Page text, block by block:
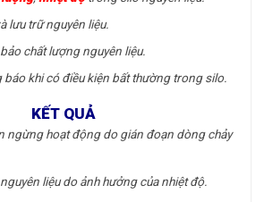
lưu trữ nguyên liệu.
chất lượng nguyên liệu.
báo khi có điều kiện bất thường trong silo.
KẾT QUẢ
ngừng hoạt động do gián đoạn dòng chảy
liệu do ảnh hưởng của nhiệt độ.